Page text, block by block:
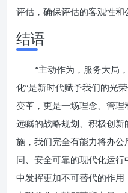
评估，确保评估的客观性和
结语
“主动作为，服务大局
化”是新时代赋予我们的光
变革，更是一场理念、管
远瞩的战略规划、积极创
施，我们完全有能力将办
同、安全可靠的现代化运
中发挥更加不可替代的作